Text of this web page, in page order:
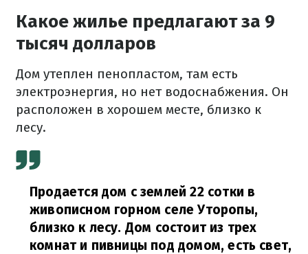
Какое жилье предлагают за 9
тысяч долларов
Дом утеплен пенопластом, там есть
электроэнергия, но нет водоснабжения. Он
расположен в хорошем месте, близко к
лесу.
Продается дом с землей 22 сотки в
живописном горном селе Уторопы,
близко к лесу. Дом состоит из трех
комнат и пивницы под домом, есть свет,